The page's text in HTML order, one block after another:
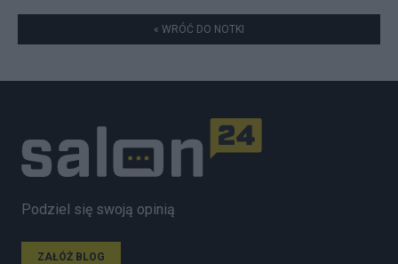
« WRÓĆ DO NOTKI
Podziel się swoją opinią
ZAŁÓŻ BLOG